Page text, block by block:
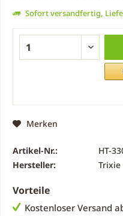
Sofort versandfertig,
Merken
Artikel-Nr.:
HT-
Hersteller:
Trixie
Vorteile
Kostenloser Versand